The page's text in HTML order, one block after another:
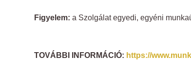
Figyelem: a Szolgálat egyedi, egyéni
TOVÁBBI INFORMÁCIÓ: https://